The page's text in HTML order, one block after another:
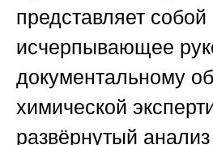
представляет собой
исчерпывающее
документальному
химической
развёрнутый